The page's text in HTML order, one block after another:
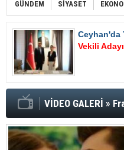
GÜNDEM SİYASET
Ceyhan'da
Vekili Adayı
VİDEO GALERİ »